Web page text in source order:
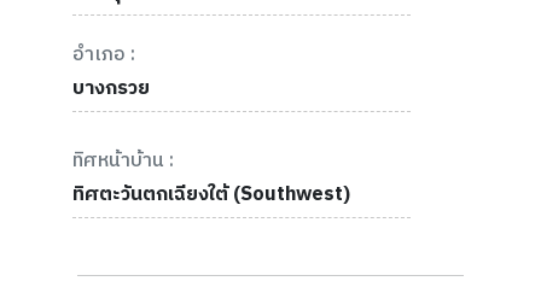
อำเภอ :
บางกรวย
ทิศหน้าบ้าน :
ทิศตะวันตกเฉียงใต้ (Southwest)